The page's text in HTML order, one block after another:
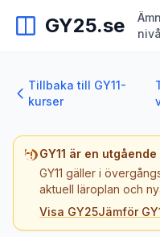
GY25.se
Tillbaka till GY11-
kurser
GY11 är en
GY11 gäller i
aktuell läroplan och
Visa GY25Jämför